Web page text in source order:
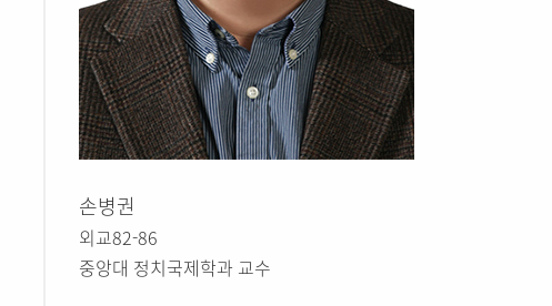
손병권
외교82-86
중앙대 정치국제학과 교수